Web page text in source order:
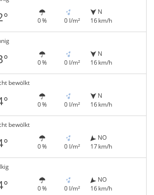
0 % 0 l/m²
N
16 km/h
0 % 0 l/m²
N
16 km/h
bewölkt
0 % 0 l/m²
N
16 km/h
bewölkt
0 % 0 l/m²
NO
17 km/h
0 % 0 l/m²
NO
16 km/h